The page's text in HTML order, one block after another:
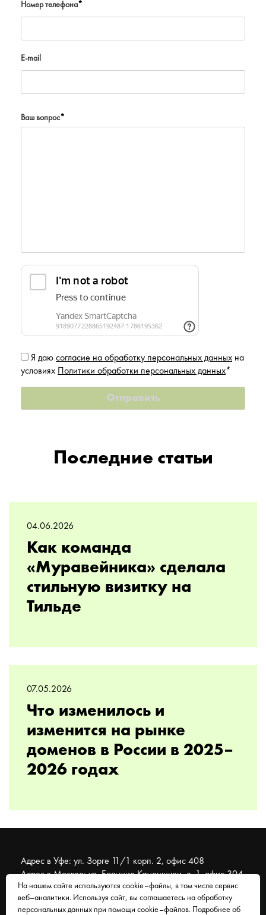
Номер телефона*
E-mail
Ваш вопрос*
Я даю согласие на обработку персональных данных на
условиях Политики обработки персональных данных*
Последние статьи
04.06.2026
Как команда
«Муравейника» сделала
стильную визитку на
Тильде
07.05.2026
Что изменилось и
изменится на рынке
доменов в России в 2025–
2026 годах
Адрес в Уфе: ул. Зорге 11/1 корп. 2, офис 408
Адрес в Москве: ул. Большие Каменщики, д. 1, офис 304
© 2007 - 2026 Муравейник. SEO-продвижение, реклама,
На нашем сайте используются cookie–файлы, в том числе сервис
веб–аналитики. Используя сайт, вы соглашаетесь на обработку
персональных данных при помощи cookie–файлов. Подробнее об